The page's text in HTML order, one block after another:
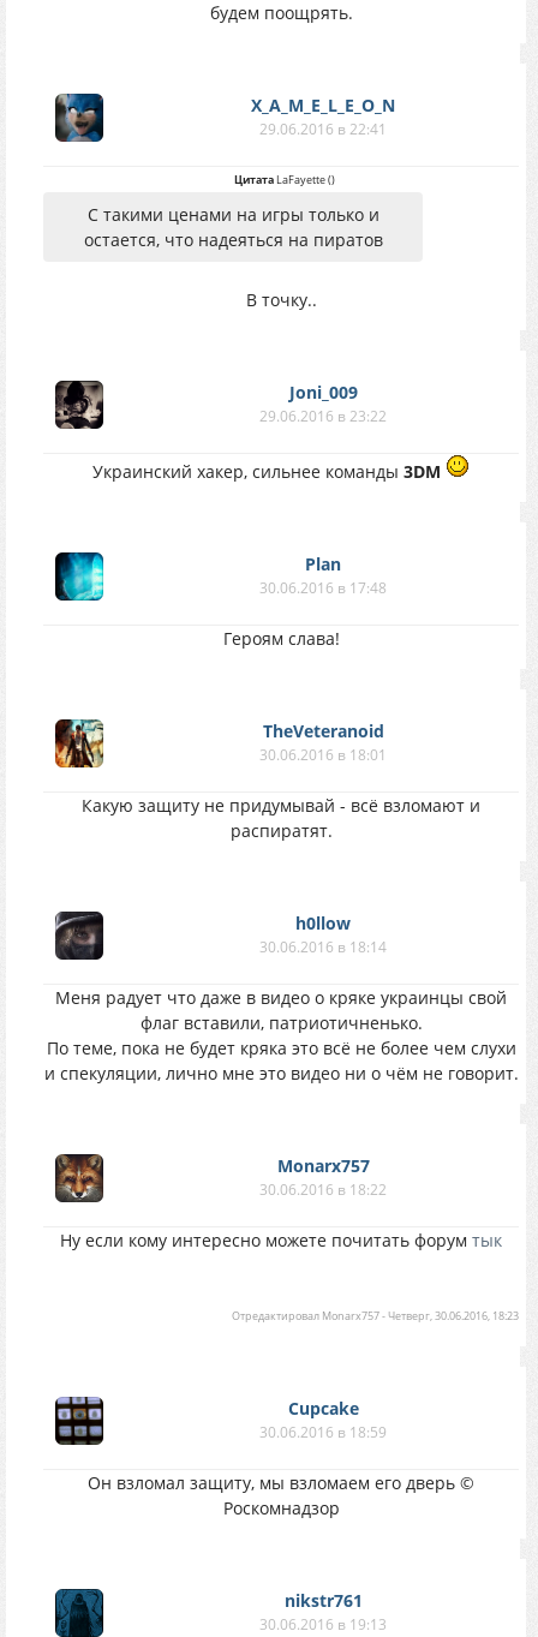
будем поощрять.
X_A_M_E_L_E_O_N
29.06.2016 в 22:41
ЦитатаLaFayette()
С такими ценами на игры только и
остается, что надеяться на пиратов
В точку..
Joni_009
29.06.2016 в 23:22
Украинский хакер, сильнее команды 3DM
Plan
30.06.2016 в 17:48
Героям слава!
TheVeteranoid
30.06.2016 в 18:01
Какую защиту не придумывай - всё взломают и
распиратят.
h0llow
30.06.2016 в 18:14
Меня радует что даже в видео о кряке украинцы свой
флаг вставили, патриотичненько.
По теме, пока не будет кряка это всё не более чем слухи
и спекуляции, лично мне это видео ни о чём не говорит.
Monarx757
30.06.2016 в 18:22
Ну если кому интересно можете почитать форум тык
Отредактировал Monarx757-Четверг, 30.06.2016, 18:23
Cupcake
30.06.2016 в 18:59
Он взломал защиту, мы взломаем его дверь ©
Роскомнадзор
nikstr761
30.06.2016 в 19:13